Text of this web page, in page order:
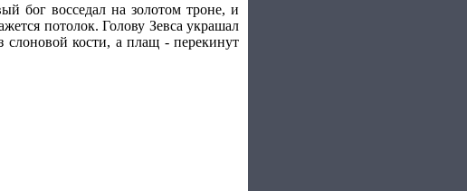
бог восседал на золотом троне, и
потолок. Голову Зевса украшал
кости, а плащ - перекинут